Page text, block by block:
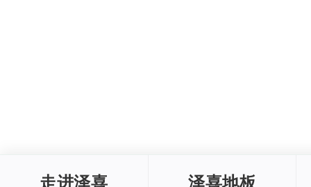
走进泽喜 泽喜地板